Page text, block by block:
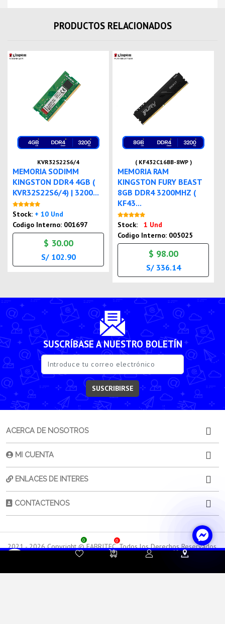
0 0
PRODUCTOS RELACIONADOS
KVR32S22S6/4
MEMORIA SODIMM
KINGSTON DDR4 4GB (
KVR32S22S6/4) | 3200...
Stock: + 10 Und
Codigo Interno: 001697
$ 30.00
S/ 102.90
( KF432C16BB-8WP )
MEMORIA RAM
KINGSTON FURY BEAST
8GB DDR4 3200MHZ (
KF43...
Stock:
1 Und
Codigo Interno: 005025
$ 98.00
S/ 336.14
SUSCRÍBASE A NUESTRO BOLETÍN
SUSCRIBIRSE
Atención al
ACERCA DE NOSOTROS
MI CUENTA
ENLACES DE INTERES
CONTACTENOS
2021 -2026Copyright © FABRITEC. Todos los Derechos Reservados.
Desarrollado por HTEC